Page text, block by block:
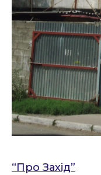
“Про Захід”